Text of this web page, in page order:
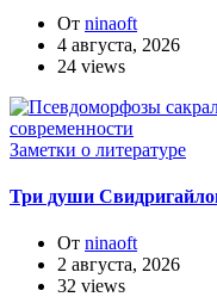
От ninaoft
4 августа, 2026
24 views
Заметки о литературе
Три души
От ninaoft
2 августа, 2026
32 views